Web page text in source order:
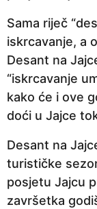
Sama riječ
iskrcavanje, a
Desant na
“iskrcavanje
kako će i ove
doći u Jajce
Desant na
turističke
posjetu Jajcu
završetka